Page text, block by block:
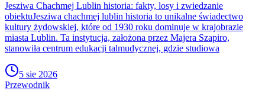
Jesziwa Chachmej Lublin historia: fakty, losy i zwiedzanie
obiektuJesziwa chachmej lublin historia to unikalne świadectwo
kultury żydowskiej, które od 1930 roku dominuje w krajobrazie
miasta Lublin. Ta instytucja, założona przez Majera Szapiro,
stanowiła centrum edukacji talmudycznej, gdzie studiowa
5 sie 2026
Przewodnik